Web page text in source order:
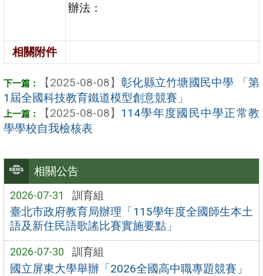
相關公告
2026-07-31 訓育組
臺北市政府教育局辦理「115學年度全國師生本土
語及新住民語歌謠比賽實施要點」
2026-07-30 訓育組
國立屏東大學舉辦「2026全國高中職專題競賽」
辦法：
相關附件
【2025-08-08】 彰化縣立竹塘國民中學 「第
1屆全國科技教育鐵道模型創意競賽」
【2025-08-08】 114學年度國民中學正常教
學學校自我檢核表